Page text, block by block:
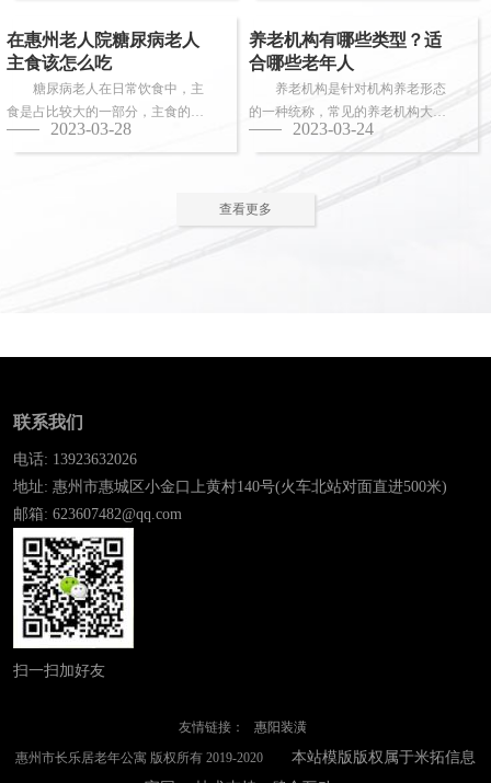
在惠州老人院糖尿病老人
主食该怎么吃
糖尿病老人在日常饮食中，主
食是占比较大的一部分，主食的选
择对控制血糖水平至关重要。那
么，糖尿病老...
2023-03-28
养老机构有哪些类型？适
合哪些老年人
养老机构是针对机构养老形态
的一种统称，常见的养老机构大致
有这些类型：养老社区、老年公
寓、养老院、...
2023-03-24
查看更多
联系我们
电话: 13923632026
地址: 惠州市惠城区小金口上黄村140号(火车北站对面直进500米)
邮箱: 623607482@qq.com
扫一扫加好友
友情链接：
惠阳装潢
惠州市长乐居老年公寓 版权所有 2019-2020
本站模版版权属于米拓信息